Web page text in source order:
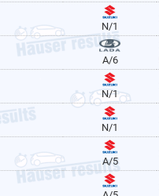
N/1
A/6
N/1
N/1
A/5